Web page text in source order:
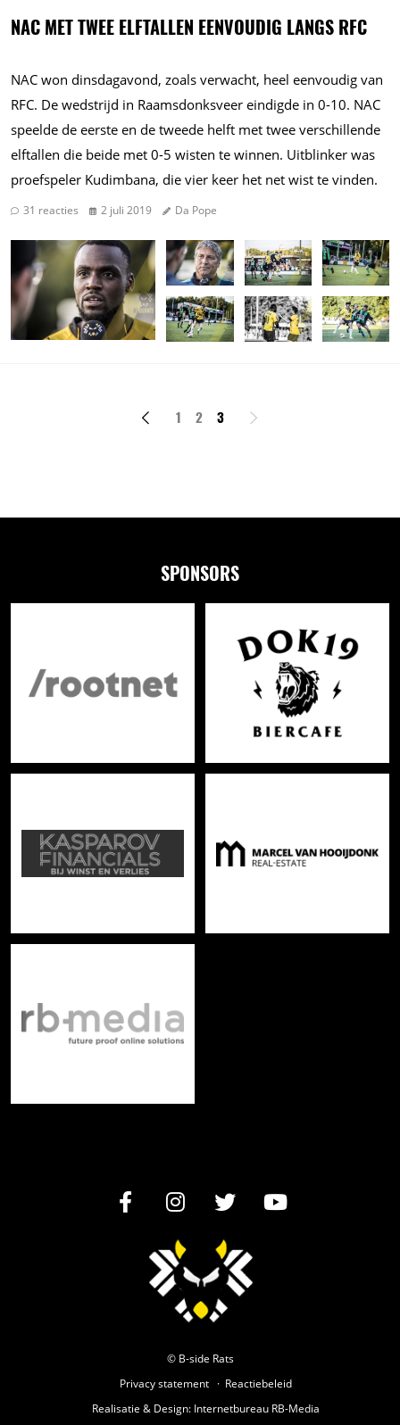
NAC MET TWEE ELFTALLEN EENVOUDIG LANGS RFC
NAC won dinsdagavond, zoals verwacht, heel eenvoudig van
RFC. De wedstrijd in Raamsdonksveer eindigde in 0-10. NAC
speelde de eerste en de tweede helft met twee verschillende
elftallen die beide met 0-5 wisten te winnen. Uitblinker was
proefspeler Kudimbana, die vier keer het net wist te vinden.
31 reacties 2 juli 2019 Da Pope
1 2 3
SPONSORS
© B-side Rats
Privacy statement
Reactiebeleid
Realisatie & Design: Internetbureau RB-Media